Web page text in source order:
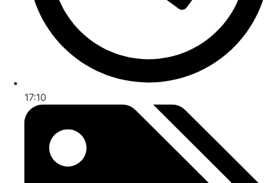
17:10